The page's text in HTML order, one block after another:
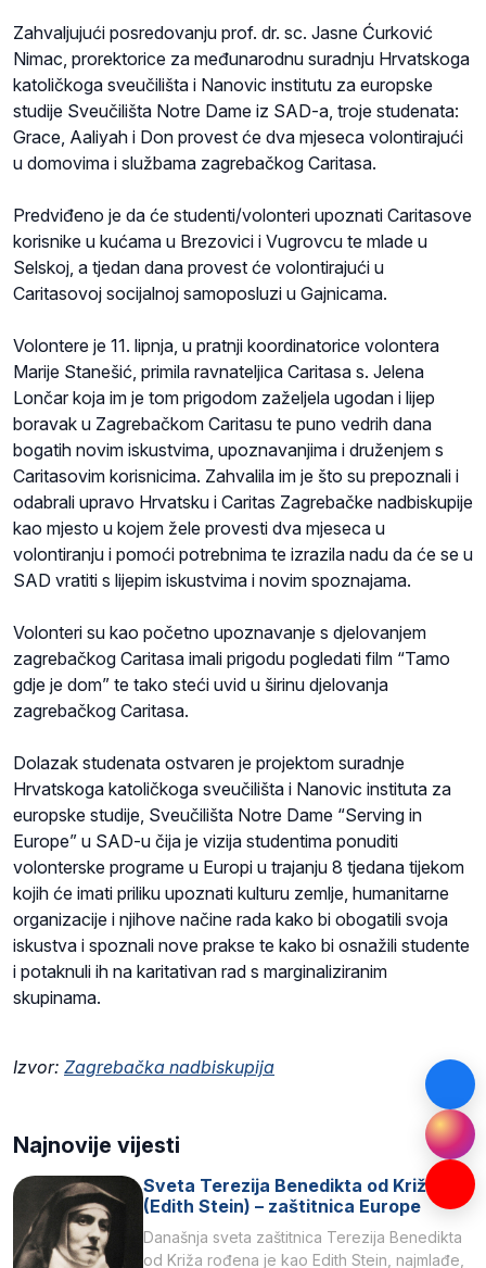
Zahvaljujući posredovanju prof. dr. sc. Jasne Ćurković
Nimac, prorektorice za međunarodnu suradnju Hrvatskoga
katoličkoga sveučilišta i Nanovic institutu za europske
studije Sveučilišta Notre Dame iz SAD-a, troje studenata:
Grace, Aaliyah i Don provest će dva mjeseca volontirajući
u domovima i službama zagrebačkog Caritasa.
Predviđeno je da će studenti/volonteri upoznati Caritasove
korisnike u kućama u Brezovici i Vugrovcu te mlade u
Selskoj, a tjedan dana provest će volontirajući u
Caritasovoj socijalnoj samoposluzi u Gajnicama.
Volontere je 11. lipnja, u pratnji koordinatorice volontera
Marije Stanešić, primila ravnateljica Caritasa s. Jelena
Lončar koja im je tom prigodom zaželjela ugodan i lijep
boravak u Zagrebačkom Caritasu te puno vedrih dana
bogatih novim iskustvima, upoznavanjima i druženjem s
Caritasovim korisnicima. Zahvalila im je što su prepoznali i
odabrali upravo Hrvatsku i Caritas Zagrebačke nadbiskupije
kao mjesto u kojem žele provesti dva mjeseca u
volontiranju i pomoći potrebnima te izrazila nadu da će se u
SAD vratiti s lijepim iskustvima i novim spoznajama.
Volonteri su kao početno upoznavanje s djelovanjem
zagrebačkog Caritasa imali prigodu pogledati film “Tamo
gdje je dom” te tako steći uvid u širinu djelovanja
zagrebačkog Caritasa.
Dolazak studenata ostvaren je projektom suradnje
Hrvatskoga katoličkoga sveučilišta i Nanovic instituta za
europske studije, Sveučilišta Notre Dame “Serving in
Europe” u SAD-u čija je vizija studentima ponuditi
volonterske programe u Europi u trajanju 8 tjedana tijekom
kojih će imati priliku upoznati kulturu zemlje, humanitarne
organizacije i njihove načine rada kako bi obogatili svoja
iskustva i spoznali nove prakse te kako bi osnažili studente
i potaknuli ih na karitativan rad s marginaliziranim
skupinama.
Izvor: Zagrebačka nadbiskupija
Najnovije vijesti
Sveta Terezija Benedikta od Križa
(Edith Stein) – zaštitnica Europe
Današnja sveta zaštitnica Terezija Benedikta
od Križa rođena je kao Edith Stein, najmlađe,